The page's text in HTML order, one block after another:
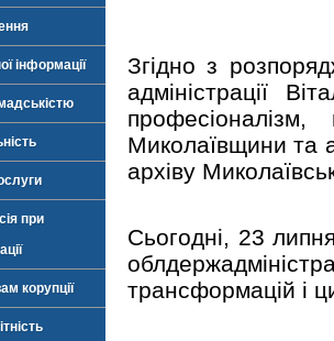
інформації
при
корупції
Згідно з
адміністрації
Миколаївщини та
архіву
Сьогодні, 23
трансформацій і